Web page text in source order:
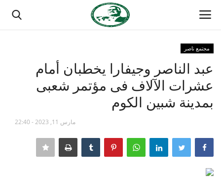
الصفحة الرئيسية
منتدى ناصر الدولي
مدرسة الطليعة الوطنية
مجتمع ناصر
عبد الناصر وجيفارا يخطبان أمام
عشرات الآلاف فى مؤتمر شعبى
بمدينة شبين الكوم
مارس 11, 2023 - 22:40